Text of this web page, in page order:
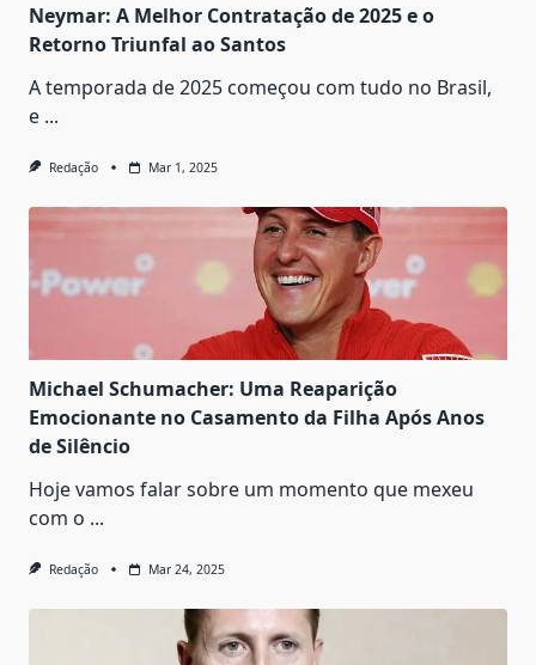
Neymar: A Melhor Contratação de 2025 e o
Retorno Triunfal ao Santos
A temporada de 2025 começou com tudo no Brasil,
e ...
Redação Mar 1, 2025
Michael Schumacher: Uma Reaparição
Emocionante no Casamento da Filha Após Anos
de Silêncio
Hoje vamos falar sobre um momento que mexeu
com o ...
Redação Mar 24, 2025